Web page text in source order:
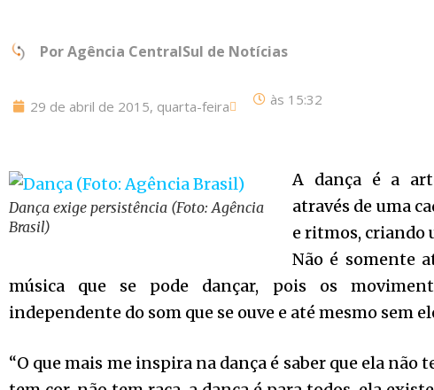
PorAgência CentralSul de Notícias
29 de abril de 2015, quarta-feira às 15:32
Dança exige persistência (Foto: Agência
Brasil)
A dança é a
através de uma
e ritmos, criando
Não é somente
música que se pode dançar, pois os
independente do som que se ouve e até mesmo sem
“O que mais me inspira na dança é saber que ela não